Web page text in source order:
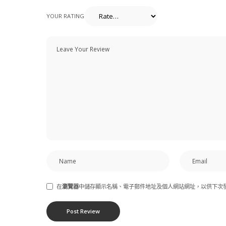
YOUR RATING
在瀏覽器中儲存顯示名稱、電子郵件地址及個人網站網址，以供下次